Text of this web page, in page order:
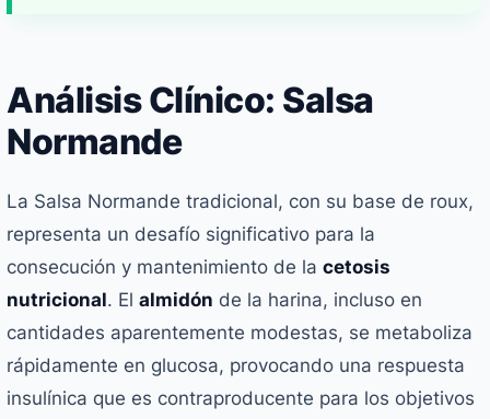
Análisis Clínico: Salsa
Normande
La Salsa Normande tradicional, con su base de roux,
representa un desafío significativo para la
consecución y mantenimiento de la cetosis
nutricional. El almidón de la harina, incluso en
cantidades aparentemente modestas, se metaboliza
rápidamente en glucosa, provocando una respuesta
insulínica que es contraproducente para los objetivos